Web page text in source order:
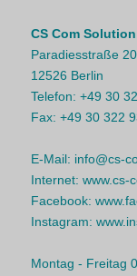
CS Com
Paradiesstraße
12526 Berlin
Telefon: +49 30
Fax: +49 30 322
E-Mail: info@cs-
Internet: www.cs-
Facebook:
Instagram:
Montag - Freitag